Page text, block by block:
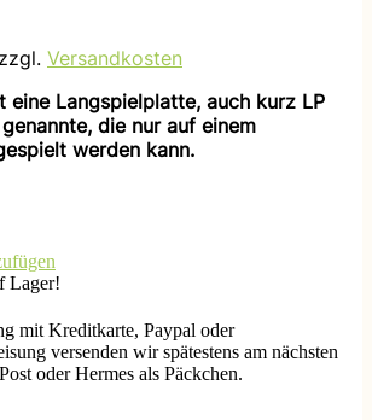
zzgl. Versandkosten
eine Langspielplatte, auch kurz LP
die nur auf einem
werden kann.
Lager!
mit Kreditkarte, Paypal oder
versenden wir spätestens am nächsten
oder Hermes als Päckchen.